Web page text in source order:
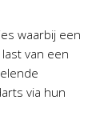
waarbij een
van een
via hun